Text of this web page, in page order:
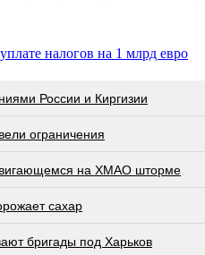
налогов на 1 млрд евро
России и Киргизии
ограничения
на ХМАО шторме
сахар
бригады под Харьков